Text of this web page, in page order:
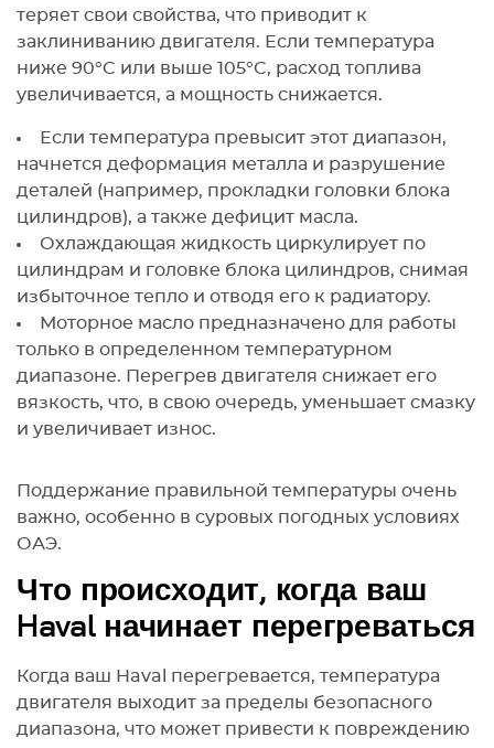
теряет свои свойства, что приводит к
заклиниванию двигателя. Если температура
ниже 90°C или выше 105°C, расход топлива
увеличивается, а мощность снижается.
Если температура превысит этот диапазон,
начнется деформация металла и разрушение
деталей (например, прокладки головки блока
цилиндров), а также дефицит масла.
Охлаждающая жидкость циркулирует по
цилиндрам и головке блока цилиндров, снимая
избыточное тепло и отводя его к радиатору.
Моторное масло предназначено для работы
только в определенном температурном
диапазоне. Перегрев двигателя снижает его
вязкость, что, в свою очередь, уменьшает смазку
и увеличивает износ.
Поддержание правильной температуры очень
важно, особенно в суровых погодных условиях
ОАЭ.
Что происходит, когда ваш
Haval начинает перегреваться
Когда ваш Haval перегревается, температура
двигателя выходит за пределы безопасного
диапазона, что может привести к повреждению